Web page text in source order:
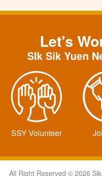
Let's
SIk Sik Yuen
SSY Volunteer
All Right Reserved © 2026